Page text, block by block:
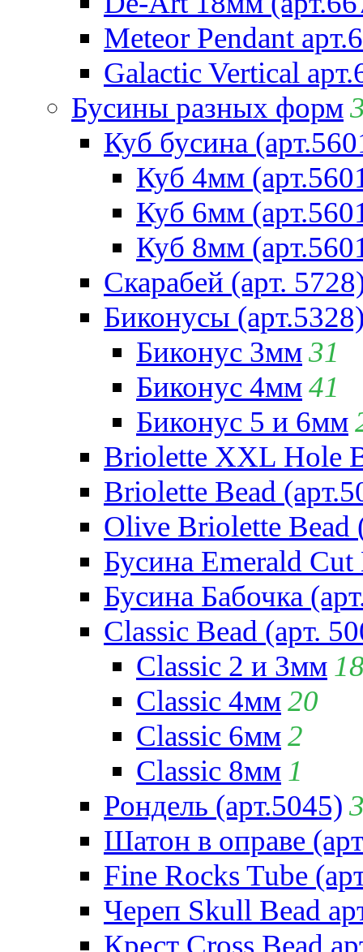
Meteor Pendant
Galactic Vertical
Бусины разных форм
Куб бусина
Куб 4мм
Куб 6мм
Куб 8мм
Скарабей (арт.
Биконусы
Биконус 3мм31
Биконус 4мм41
Биконус 5 и 6мм
Briolette XXL Hole
Briolette Bead
Olive Briolette Bead
Бусина Emerald Cut
Бусина Бабочка
Classic Bead (арт.
Classic 2 и 3мм
Classic 4мм20
Classic 6мм2
Classic 8мм 1
Рондель (арт.5045)
Шатон в оправе
Fine Rocks Tube
Череп Skull Bead
Крест Cross Bead